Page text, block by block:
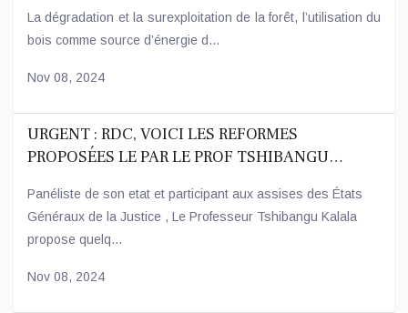
La dégradation et la surexploitation de la forêt, l’utilisation du
bois comme source d’énergie d...
Nov 08, 2024
URGENT : RDC, VOICI LES REFORMES
PROPOSÉES LE PAR LE PROF TSHIBANGU
Panéliste de son etat et participant aux assises des États
Généraux de la Justice , Le Professeur Tshibangu Kalala
propose quelq...
Nov 08, 2024